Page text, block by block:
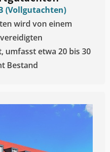
(Vollgutachten)
wird von einem
umfasst etwa 20 bis 30
Bestand